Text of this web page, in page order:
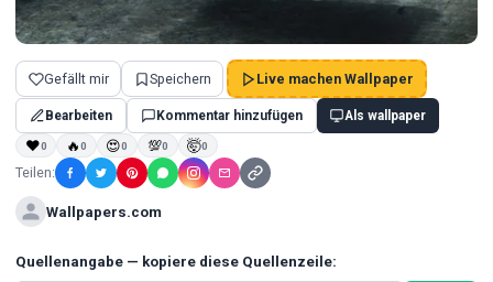
Gefällt mir Speichern Live machen Wallpaper
Bearbeiten Kommentar hinzufügen Als wallpaper
❤0 🔥0 😍0 💯0 🤯0
Teilen:
Wallpapers.com
Quellenangabe — kopiere diese Quellenzeile: